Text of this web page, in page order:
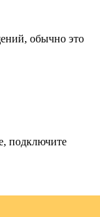
обычно это
подключите